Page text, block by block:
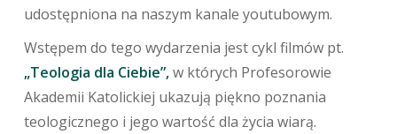
udostępniona na naszym kanale youtubowym.
Wstępem do tego wydarzenia jest cykl filmów pt.
„Teologia dla Ciebie”,w których Profesorowie
Akademii Katolickiej ukazują piękno poznania
teologicznego i jego wartość dla życia wiarą.